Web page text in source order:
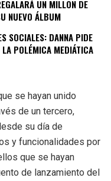
UN MILLÓN DE
NUEVO ÁLBUM
SOCIALES: DANNA PIDE
POLÉMICA MEDIÁTICA
se hayan unido
de un tercero,
su día de
y funcionalidades por
que se hayan
de lanzamiento del